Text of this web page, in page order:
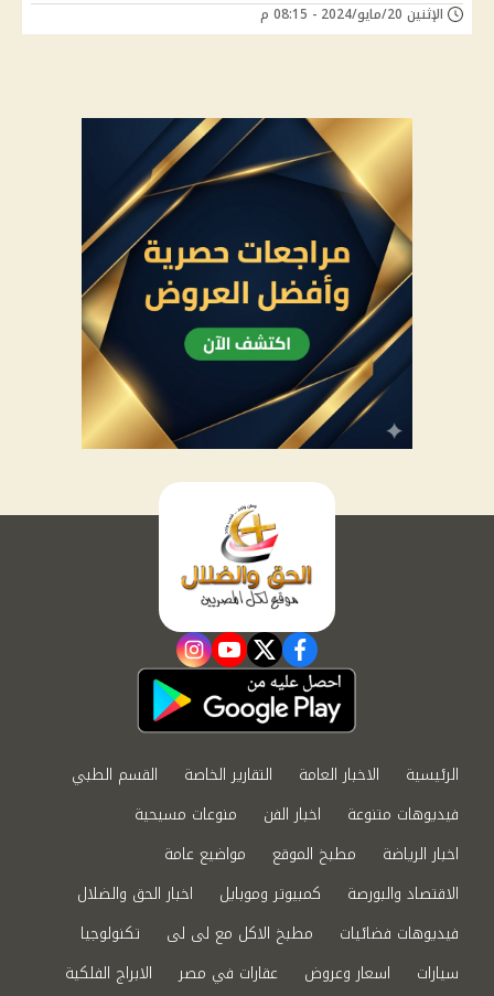
الإثنين 20/مايو/2024 - 08:15 م
facebook
twitter
youtube
instagram
الرئيسية الاخبار العامة التقارير الخاصة
القسم الطبي
فيديوهات متنوعة
اخبار الفن
منوعات مسيحية
اخبار الرياضة
مطبخ الموقع
مواضيع عامة
الاقتصاد والبورصة
كمبيوتر وموبايل
اخبار الحق والضلال
فيديوهات فضائيات
مطبخ الاكل مع لى لى
تكنولوجيا
سيارات
اسعار وعروض عقارات في مصر الابراج الفلكية